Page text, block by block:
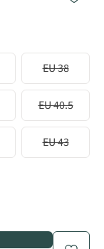
EU 38
EU 40.5
EU 43